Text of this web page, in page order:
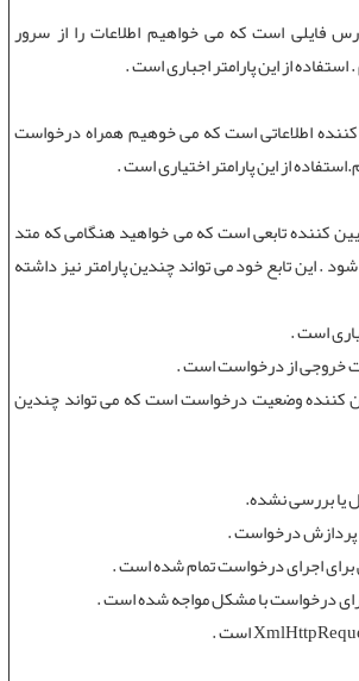
فایلی است که می خواهیم اطلاعات را از سرور
از این پارامتر اجباری است .
کننده اطلاعاتی است که می خوهیم همراه درخواست
از این پارامتر اختیاری است .
کننده تابعی است که می خواهید هنگامی کهمتد
. این تابع خود می تواند چندین پارامتر نیز داشته
است .
خروجی از درخواست است .
کننده وضعیت درخواست است که می تواند چندین
یا بررسی نشده.
پردازش درخواست .
اجرای درخواست تمام شده است .
درخواست با مشکل مواجه شده است .